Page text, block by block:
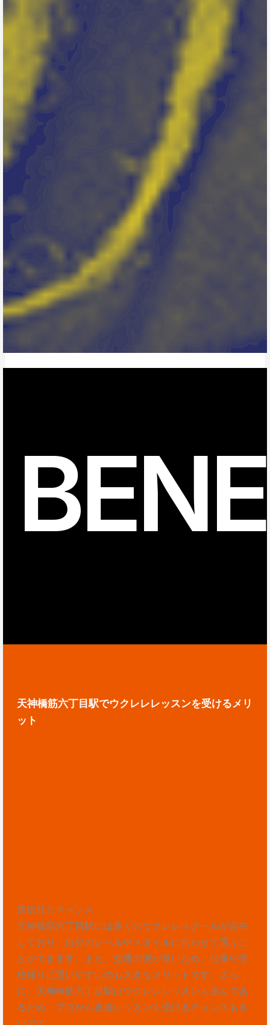
天神橋筋六丁目駅でウクレレレッスンを受けるメリ
ット
選択肢とチャンス
天神橋筋六丁目駅には多くのウクレレスクールが点在
しており、自分のレベルやスタイルに合わせて選ぶこ
とができます。また、交通の便が良いため、仕事や学
校帰りに通いやすいのも大きなメリットです。さら
に、天神橋筋六丁目駅はウクレレレッスンも盛んであ
るため、プロから直接レッスンを受けるチャンスも多